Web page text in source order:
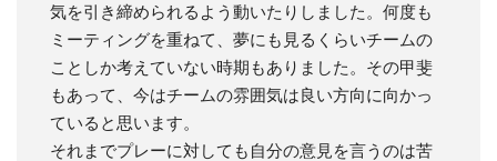
気を引き締められるよう動いたりしました。何度も
ミーティングを重ねて、夢にも見るくらいチームの
ことしか考えていない時期もありました。その甲斐
もあって、今はチームの雰囲気は良い方向に向かっ
ていると思います。
それまでプレーに対しても自分の意見を言うのは苦